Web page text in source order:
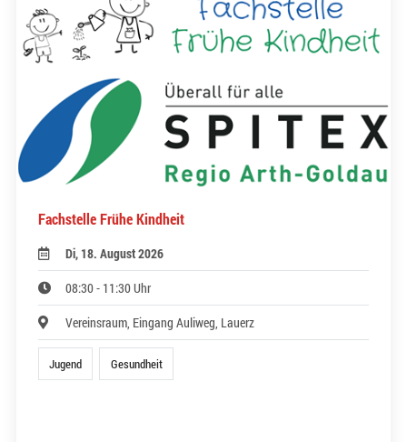
Fachstelle Frühe Kindheit
Di, 18. August 2026
08:30 - 11:30 Uhr
Vereinsraum, Eingang Auliweg, Lauerz
Jugend Gesundheit